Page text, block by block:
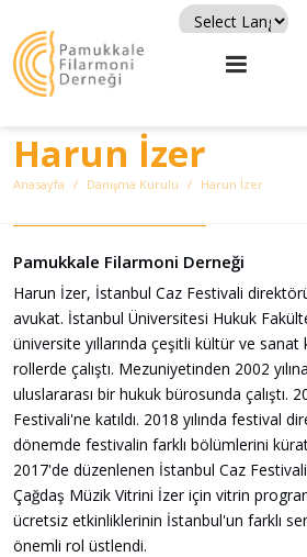
Powered by
Translate
Harun İzer
Anasayfa Danışma Kurulu Harun İzer
Pamukkale Filarmoni Derneği
Harun İzer, İstanbul Caz Festivali
avukat. İstanbul Üniversitesi Hukuk
üniversite yıllarında çeşitli kültür ve sanat
rollerde çalıştı. Mezuniyetinden 2002
uluslararası bir hukuk bürosunda çalıştı.
Festivali'ne katıldı. 2018 yılında festival
dönemde festivalin farklı bölümlerini
2017'de düzenlenen İstanbul Caz
Çağdaş Müzik Vitrini İzer için vitrin
ücretsiz etkinliklerinin İstanbul'un farklı
önemli rol üstlendi.